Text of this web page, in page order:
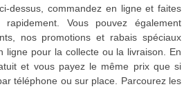
dessus, commandez en ligne et faites
Vous pouvez également
nos promotions et rabais spéciaux
ligne pour la collecte ou la livraison. En
et vous payez le même prix que si
téléphone ou sur place. Parcourez les